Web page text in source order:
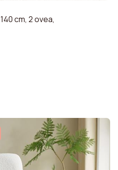
cm, 2 ovea,